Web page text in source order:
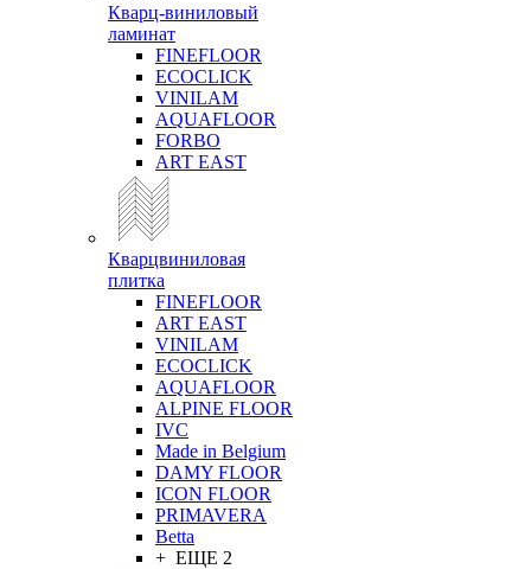
Кварц-виниловый
ламинат
FINEFLOOR
ECOCLICK
VINILAM
AQUAFLOOR
FORBO
ART EAST
Кварцвиниловая
плитка
FINEFLOOR
ART EAST
VINILAM
ECOCLICK
AQUAFLOOR
ALPINE FLOOR
IVC
Made in Belgium
DAMY FLOOR
ICON FLOOR
PRIMAVERA
Betta
+ ЕЩЕ 2